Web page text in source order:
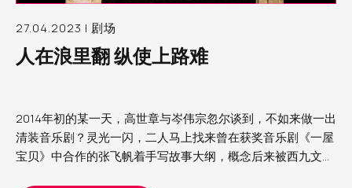
27.04.2023 | 剧场
人在浪里翻 纵使上路难
2014年初的某一天，高世章与岑伟宗忽尔谈到，不如来做一出
清装音乐剧？灵光一闪，二人马上找来曾在获奖音乐剧《一屋
宝贝》中合作的张飞帆着手写故事大纲，概念后来被西九文化